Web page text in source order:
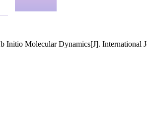
Molecular Dynamics[J].